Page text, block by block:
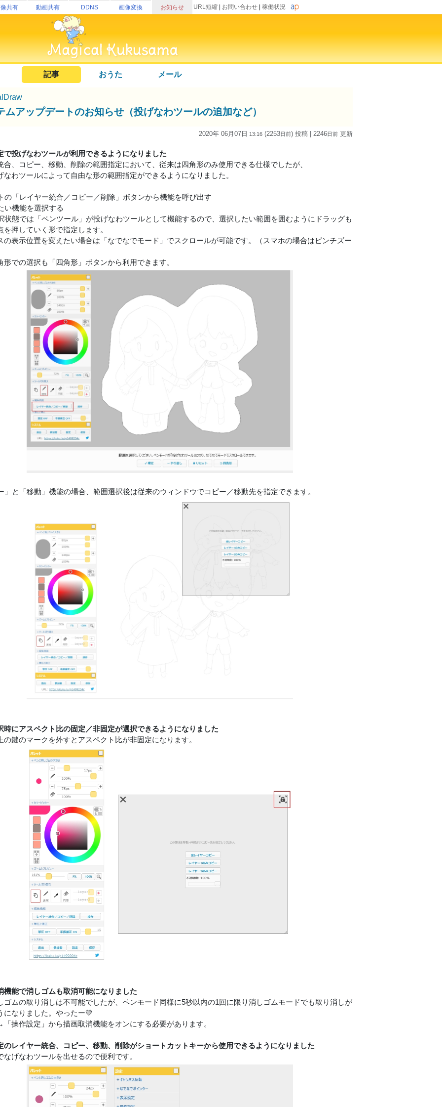
共有 動画共有 DDNS 画像変換 お知らせ URL短縮 お問い合わせ 稼働状況
記事 おうた メール
ムアップデートのお知らせ（投げなわツールの追加など）
2020年 06月07日 13:16 (2253日前) 投稿 | 2246日前 更新
で投げなわツールが利用できるようになりました
合、コピー、移動、削除の範囲指定において、従来は四角形のみ使用できる仕様でしたが、
なわツールによって自由な形の範囲指定ができるようになりました。
の「レイヤー統合／コピー／削除」ボタンから機能を呼び出す
い機能を選択する
状態では「ペンツール」が投げなわツールとして機能するので、選択したい範囲を囲むようにドラッグも
を押していく形で指定します。
の表示位置を変えたい場合は「なでなでモード」でスクロールが可能です。（スマホの場合はピンチズー
形での選択も「四角形」ボタンから利用できます。
」と「移動」機能の場合、範囲選択後は従来のウィンドウでコピー／移動先を指定できます。
時にアスペクト比の固定／非固定が選択できるようになりました
の鍵のマークを外すとアスペクト比が非固定になります。
機能で消しゴムも取消可能になりました
ゴムの取り消しは不可能でしたが、ペンモード同様に5秒以内の1回に限り消しゴムモードでも取り消しが
になりました。やったー💛
操作設定」から描画取消機能をオンにする必要があります。
のレイヤー統合、コピー、移動、削除がショートカットキーから使用できるようになりました
なげなわツールを出せるので便利です。